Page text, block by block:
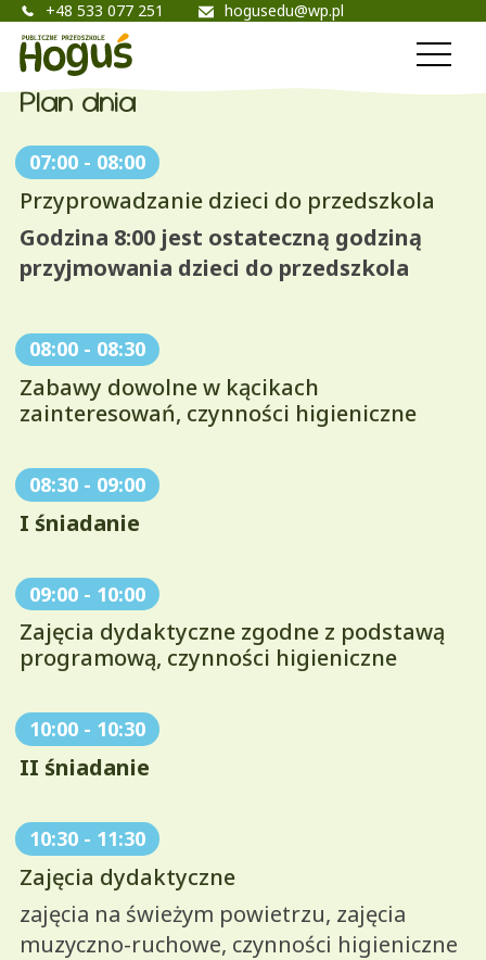
+48 533 077 251 hogusedu@wp.pl
Przedszkole Hoguś
Otwórz
Plan dnia
07:00- 08:00
Przyprowadzanie dzieci do przedszkola
Godzina 8:00 jest ostateczną godziną
przyjmowania dzieci do przedszkola
08:00- 08:30
Zabawy dowolne w kącikach
zainteresowań, czynności higieniczne
08:30- 09:00
I śniadanie
09:00- 10:00
Zajęcia dydaktyczne zgodne z podstawą
programową, czynności higieniczne
10:00- 10:30
II śniadanie
10:30- 11:30
Zajęcia dydaktyczne
zajęcia na świeżym powietrzu, zajęcia
muzyczno-ruchowe, czynności higieniczne